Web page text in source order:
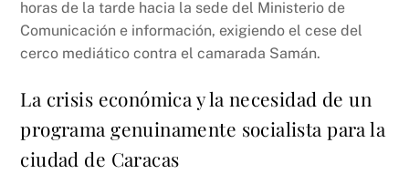
horas de la tarde hacia la sede del Ministerio de
Comunicación e información, exigiendo el cese del
cerco mediático contra el camarada Samán.
La crisis económica y la necesidad de un
programa genuinamente socialista para la
ciudad de Caracas